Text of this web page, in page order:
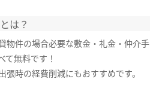
は？
物件の場合必要な敷金・礼金・仲介手
て無料です！
張時の経費削減にもおすすめです。